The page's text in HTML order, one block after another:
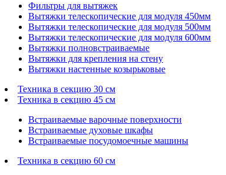
Фильтры для вытяжек
Вытяжки телескопические для модуля 450мм
Вытяжки телескопические для модуля 500мм
Вытяжки телескопические для модуля 600мм
Вытяжки полновстраиваемые
Вытяжки для крепления на стену
Вытяжки настенные козырьковые
Техника в секцию 30 см
Техника в секцию 45 см
Встраиваемые варочные поверхности
Встраиваемые духовые шкафы
Встраиваемые посудомоечные машины
Техника в секцию 60 см